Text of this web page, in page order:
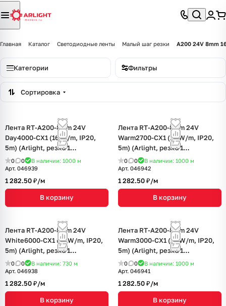
Главная Каталог Светодиодные ленты Малый шаг резки A200 24V 8mm
Категории Фильтры
Сортировка
Лента RT-A200-8mm 24V
Day4000-CX1 (16 W/m, IP20,
5m) (Arlight, резка 1
светодиод)
0 0 В наличии: 1000 м
Арт. 046939
1 282.50 ₽/м
В корзину
Лента RT-A200-8mm 24V
Warm2700-CX1 (16 W/m, IP20,
5m) (Arlight, резка 1
светодиод)
0 0 В наличии: 1000 м
Арт. 046942
1 282.50 ₽/м
В корзину
Лента RT-A200-8mm 24V
White6000-CX1 (16 W/m, IP20,
5m) (Arlight, резка 1
светодиод)
0 0 В наличии: 730 м
Арт. 046938
1 282.50 ₽/м
В корзину
Лента RT-A200-8mm 24V
Warm3000-CX1 (16 W/m, IP20,
5m) (Arlight, резка 1
светодиод)
0 0 В наличии: 1000 м
Арт. 046941
1 282.50 ₽/м
В корзину